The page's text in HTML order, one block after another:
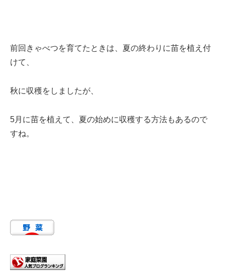
前回きゃべつを育てたときは、夏の終わりに苗を植え付
けて、
秋に収穫をしましたが、
5月に苗を植えて、夏の始めに収穫する方法もあるので
すね。